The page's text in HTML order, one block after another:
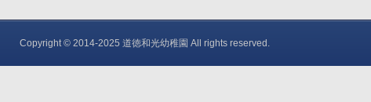
Copyright © 2014-2025 道徳和光幼稚園 All rights reserved.